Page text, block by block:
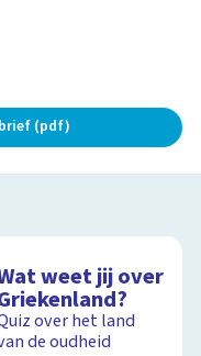
(pdf)
weet jij over
over het land
de oudheid